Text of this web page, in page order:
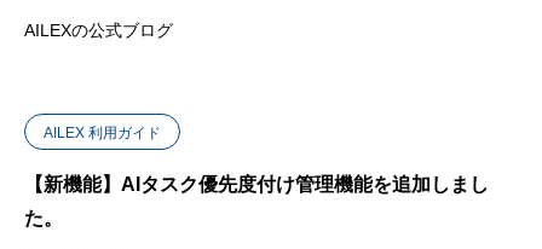
AILEXの公式ブログ
AILEX 利用ガイド
【新機能】AIタスク優先度付け管理機能を追加しまし
た。